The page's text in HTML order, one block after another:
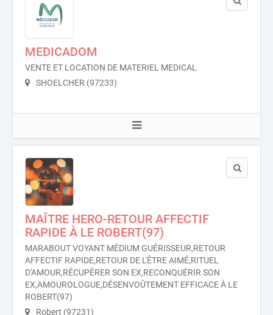
MEDICADOM
VENTE ET LOCATION DE MATERIEL MEDICAL
SHOELCHER (97233)
MAÎTRE HERO-RETOUR AFFECTIF
RAPIDE À LE ROBERT(97)
MARABOUT VOYANT MÉDIUM GUÉRISSEUR,RETOUR
AFFECTIF RAPIDE,RETOUR DE L'ÊTRE AIMÉ,RITUEL
D'AMOUR,RÉCUPÉRER SON EX,RECONQUÉRIR SON
EX,AMOUROLOGUE,DÉSENVOÛTEMENT EFFICACE À LE
ROBERT(97)
Robert (97231)